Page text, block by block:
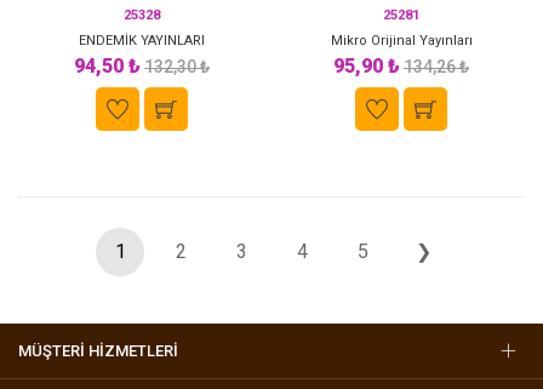
25328
ENDEMİK YAYINLARI
94,50 ₺132,30 ₺
25281
Mikro Orijinal Yayınları
95,90 ₺134,26 ₺
1 2 3 4 5 ❯
MÜŞTERİ HİZMETLERİ